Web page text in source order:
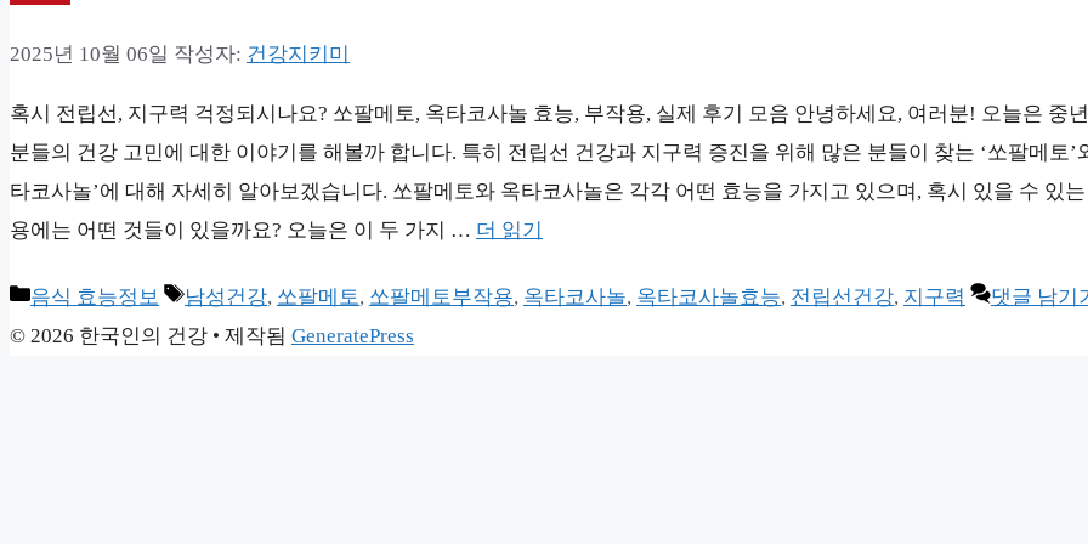
2025년 10월 06일 작성자: 건강지키미
혹시 전립선, 지구력 걱정되시나요? 쏘팔메토, 옥타코사놀 효능, 부작용, 실제 후기 모음 안녕하세요, 여러분! 오늘은 중
분들의 건강 고민에 대한 이야기를 해볼까 합니다. 특히 전립선 건강과 지구력 증진을 위해 많은 분들이 찾는 ‘쏘팔메토’
타코사놀’에 대해 자세히 알아보겠습니다. 쏘팔메토와 옥타코사놀은 각각 어떤 효능을 가지고 있으며, 혹시 있을 수 있
용에는 어떤 것들이 있을까요? 오늘은 이 두 가지 … 더 읽기
카
테
음식 효능정보
태
그
남성건강, 쏘팔메토, 쏘팔메토부작용, 옥타코사놀, 옥타코사놀효능, 전립선건강, 지구력
댓글 남기기
© 2026 한국인의 건강 • 제작됨 GeneratePress